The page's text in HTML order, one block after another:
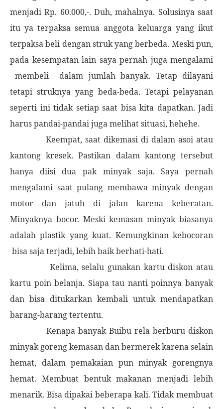
menjadi Rp. 60.000,-. Duh, mahalnya. Solusinya saat
itu ya terpaksa semua anggota keluarga yang ikut
terpaksa beli dengan struk yang berbeda. Meski pun,
pada kesempatan lain saya pernah juga mengalami
membeli
dalam jumlah banyak. Tetap dilayani
tetapi struknya yang beda-beda. Tetapi pelayanan
seperti ini tidak setiap saat bisa kita dapatkan. Jadi
harus pandai-pandai juga melihat situasi, hehehe.
Keempat, saat dikemasi di dalam asoi atau
kantong kresek. Pastikan dalam kantong tersebut
hanya diisi dua pak minyak saja. Saya pernah
mengalami saat pulang membawa minyak dengan
motor dan jatuh di jalan karena keberatan.
Minyaknya bocor. Meski kemasan minyak biasanya
adalah plastik yang kuat. Kemungkinan kebocoran
bisa saja terjadi, lebih baik berhati-hati.
Kelima, selalu gunakan kartu diskon atau
kartu poin belanja. Siapa tau nanti poinnya banyak
dan bisa ditukarkan kembali untuk mendapatkan
barang-barang tertentu.
Kenapa banyak Buibu rela berburu diskon
minyak goreng kemasan dan bermerek karena selain
hemat, dalam pemakaian pun minyak gorengnya
hemat. Membuat bentuk makanan menjadi lebih
menarik. Bisa dipakai beberapa kali. Tidak membuat